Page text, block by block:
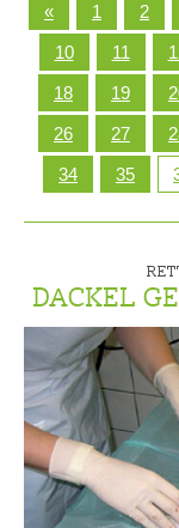
« 1 2
10
11
18
19
26
27
34
35
DACKEL